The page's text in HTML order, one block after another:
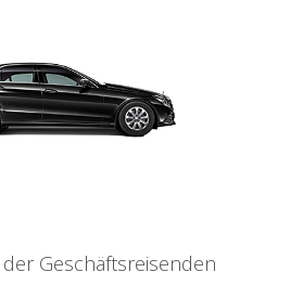
der Geschäftsreisenden